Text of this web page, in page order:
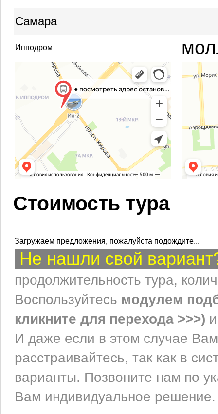
Самара
Ипподром
Стоимость тура
Загружаем предложения, пожалуйста подождите...
Не нашли свой
продолжительность тура,
Воспользуйтесь модулем
кликните для перехода >>>)
И даже если в этом случае
расстраивайтесь, так как в
варианты. Позвоните нам по
Вам индивидуальное решение.